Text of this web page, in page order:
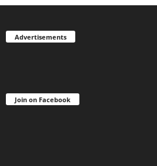
Advertisements
Join on Facebook